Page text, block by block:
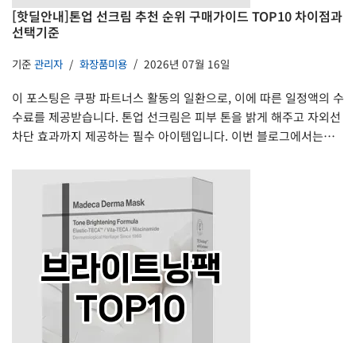
[핫딜안내]톤업 선크림 추천 순위 구매가이드 TOP10 차이점과
선택기준
기준 관리자 화장품미용 2026년 07월 16일
이 포스팅은 쿠팡 파트너스 활동의 일환으로, 이에 따른 일정액의 수
수료를 제공받습니다. 톤업 선크림은 피부 톤을 밝게 해주고 자외선
차단 효과까지 제공하는 필수 아이템입니다. 이번 블로그에서는…